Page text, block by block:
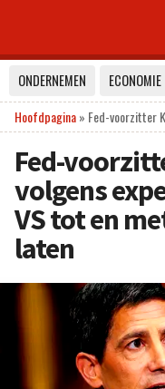
ONDERNEMEN ECONOMIE
Hoofdpagina» Fed-voorzitter
Fed-
volgens
VS tot en
laten